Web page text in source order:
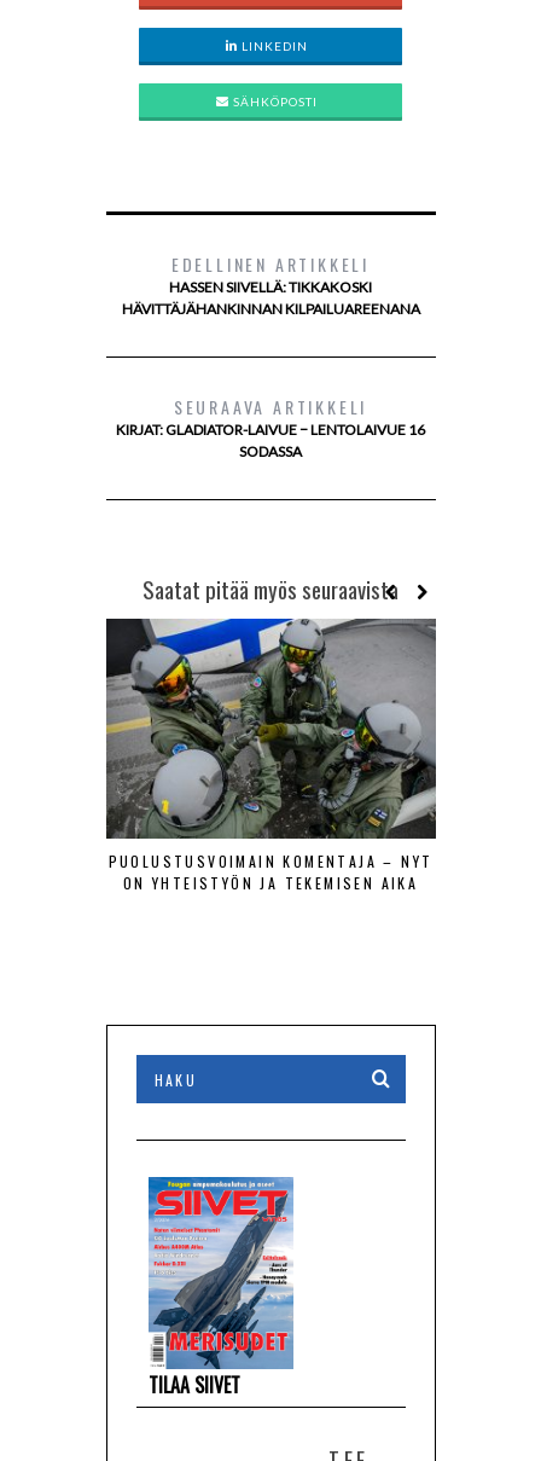
LINKEDIN
SÄHKÖPOSTI
EDELLINEN ARTIKKELI
HASSEN SIIVELLÄ: TIKKAKOSKI
HÄVITTÄJÄHANKINNAN KILPAILUAREENANA
SEURAAVA ARTIKKELI
KIRJAT: GLADIATOR-LAIVUE − LENTOLAIVUE 16
SODASSA
Saatat pitää myös seuraavista
PUOLUSTUSVOIMAIN KOMENTAJA – NYT
ON YHTEISTYÖN JA TEKEMISEN AIKA
TILAA SIIVET